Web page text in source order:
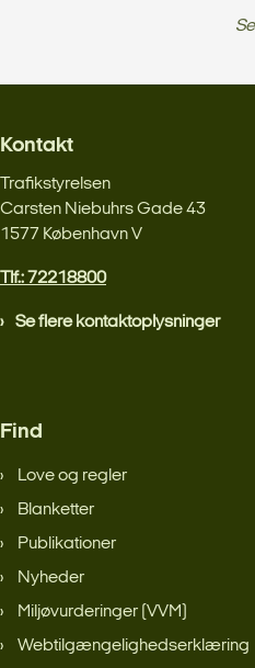
Kontakt
Trafikstyrelsen
Carsten Niebuhrs Gade 43
1577 København V
Tlf.: 72218800
Se flere kontaktoplysninger
Find
Love og regler
Blanketter
Publikationer
Nyheder
Miljøvurderinger (VVM)
Webtilgængelighedserklæring